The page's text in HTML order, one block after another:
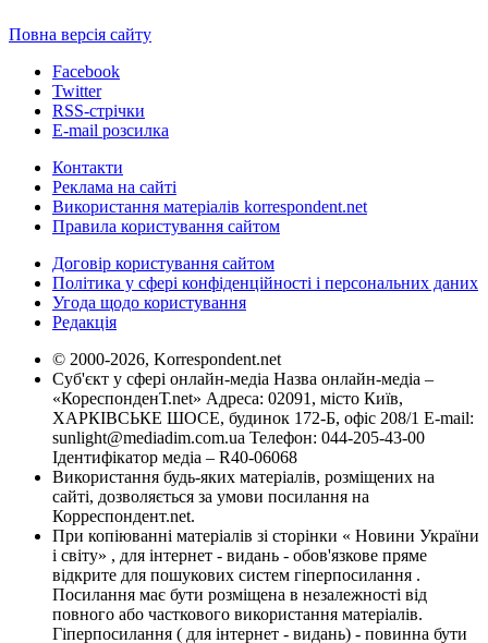
Повна версія сайту
Facebook
Twitter
RSS-стрічки
E-mail розсилка
Контакти
Реклама на сайті
Використання матеріалів korrespondent.net
Правила користування сайтом
Договір користування сайтом
Політика у сфері конфіденційності і персональних даних
Угода щодо користування
Редакція
© 2000-2026, Korrespondent.net
Суб'єкт у сфері онлайн-медіа Назва онлайн-медіа –
«КореспонденТ.net» Адреса: 02091, місто Київ,
ХАРКІВСЬКЕ ШОСЕ, будинок 172-Б, офіс 208/1 E-mail:
sunlight@mediadim.com.ua Телефон: 044-205-43-00
Ідентифікатор медіа – R40-06068
Використання будь-яких матеріалів, розміщених на
сайті, дозволяється за умови посилання на
Корреспондент.net.
При копіюванні матеріалів зі сторінки « Новини України
і світу» , для інтернет - видань - обов'язкове пряме
відкрите для пошукових систем гіперпосилання .
Посилання має бути розміщена в незалежності від
повного або часткового використання матеріалів.
Гіперпосилання ( для інтернет - видань) - повинна бути